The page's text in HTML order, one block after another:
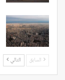
السابق التالي